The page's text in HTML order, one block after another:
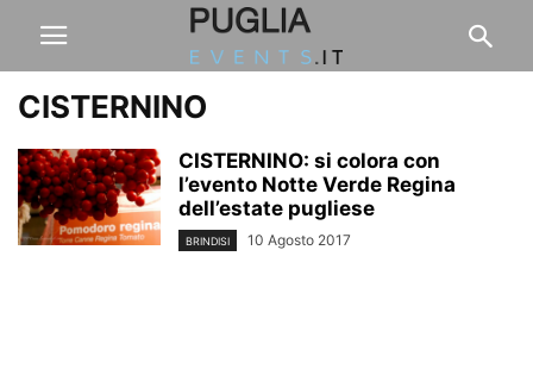
CISTERNINO
CISTERNINO: si colora con
l’evento Notte Verde Regina
dell’estate pugliese
BRINDISI 10 Agosto 2017